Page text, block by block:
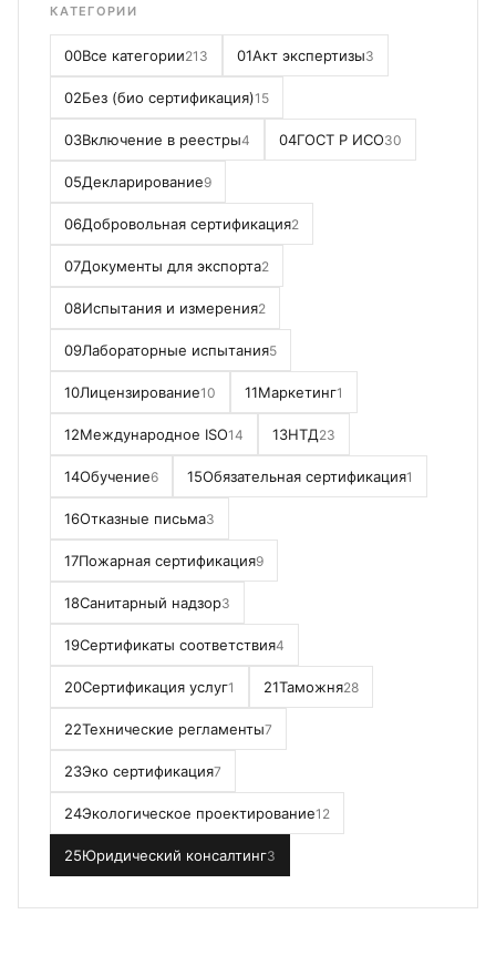
КАТЕГОРИИ
00Все категории213 01Акт экспертизы3
02Без (био сертификация)15
03Включение в реестры4 04ГОСТ Р ИСО30
05Декларирование9
06Добровольная сертификация2
07Документы для экспорта2
08Испытания и измерения2
09Лабораторные испытания5
10Лицензирование10 11Маркетинг1
12Международное ISO14 13НТД23
14Обучение6 15Обязательная сертификация1
16Отказные письма3
17Пожарная сертификация9
18Санитарный надзор3
19Сертификаты соответствия4
20Сертификация услуг1 21Таможня28
22Технические регламенты7
23Эко сертификация7
24Экологическое проектирование12
25Юридический консалтинг3